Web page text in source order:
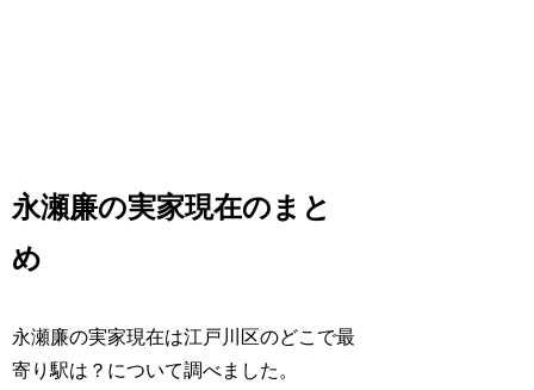
永瀬廉の実家現在のまと
め
永瀬廉の実家現在は江戸川区のどこで最
寄り駅は？について調べました。